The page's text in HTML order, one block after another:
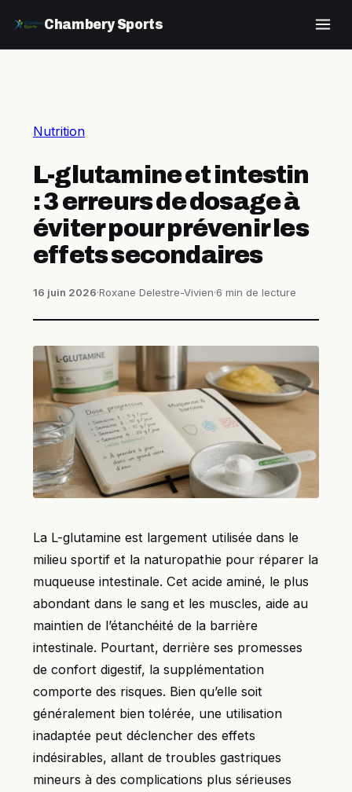
Chambery Sports
Nutrition
L-glutamine et intestin
: 3 erreurs de dosage à
éviter pour prévenir les
effets secondaires
16 juin 2026·Roxane Delestre-Vivien·6 min de lecture
La L-glutamine est largement utilisée dans le
milieu sportif et la naturopathie pour réparer la
muqueuse intestinale. Cet acide aminé, le plus
abondant dans le sang et les muscles, aide au
maintien de l’étanchéité de la barrière
intestinale. Pourtant, derrière ses promesses
de confort digestif, la supplémentation
comporte des risques. Bien qu’elle soit
généralement bien tolérée, une utilisation
inadaptée peut déclencher des effets
indésirables, allant de troubles gastriques
mineurs à des complications plus sérieuses